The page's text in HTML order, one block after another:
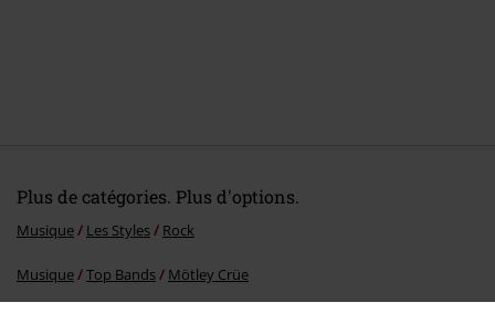
Plus de catégories. Plus d'options.
Musique Les Styles Rock
Musique Top Bands Mötley Crüe